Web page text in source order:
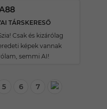
TÁRSKERESŐ
Csak és kizárólag
képek vannak
semmi AI!
5 6 7